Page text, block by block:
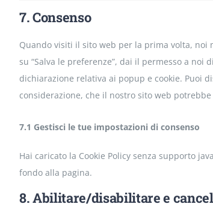
7. Consenso
Quando visiti il sito web per la prima volta, noi
su “Salva le preferenze”, dai il permesso a
dichiarazione relativa ai popup e cookie. Puoi
considerazione, che il nostro sito web
7.1 Gestisci le tue impostazioni di consenso
Hai caricato la Cookie Policy senza supporto
fondo alla pagina.
8. Abilitare/disabilitare e